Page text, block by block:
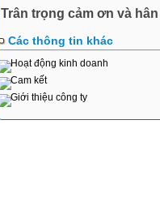
Trân trọng cảm ơn và
Các thông tin khác
Hoạt động kinh doanh
Cam kết
Giới thiệu công ty